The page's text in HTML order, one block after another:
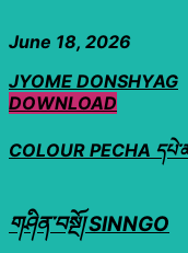
June 18, 2026
JYOME DONSHYAG
DOWNLOAD
COLOUR PECHA
གཤིན་བསྔོ། SINNGO